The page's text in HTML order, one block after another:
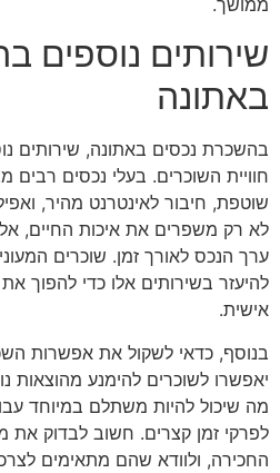
שירותים נוספים
באתונה
בהשכרת נכסים באתונה, שירותים
חוויית השוכרים. בעלי נכסים רבים
שוטפת, חיבור לאינטרנט מהיר,
לא רק משפרים את איכות החיים,
ערך הנכס לאורך זמן. שוכרים
להיעזר בשירותים אלו כדי להפוך
אישית.
בנוסף, כדאי לשקול את אפשרות
יאפשרו לשוכרים להימנע מהוצאות
מה שיכול להיות משתלם במיוחד
לפרקי זמן קצרים. חשוב לבדוק את
החכירה, ולוודא שהם מתאימים